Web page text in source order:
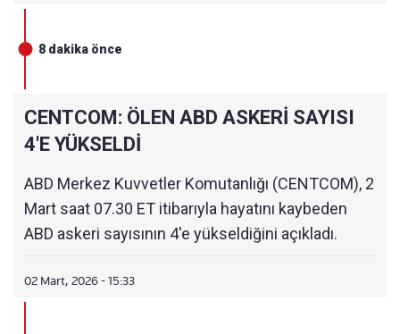
8 dakika önce
CENTCOM: ÖLEN ABD ASKERİ SAYISI
4'E YÜKSELDİ
ABD Merkez Kuvvetler Komutanlığı (CENTCOM), 2
Mart saat 07.30 ET itibarıyla hayatını kaybeden
ABD askeri sayısının 4'e yükseldiğini açıkladı.
02 Mart, 2026 - 15:33